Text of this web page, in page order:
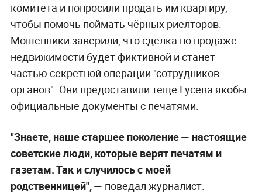
комитета и попросили продать им квартиру,
чтобы помочь поймать чёрных риелторов.
Мошенники заверили, что сделка по продаже
недвижимости будет фиктивной и станет
частью секретной операции "сотрудников
органов". Они предоставили тёще Гусева якобы
официальные документы с печатями.
"Знаете, наше старшее поколение — настоящие
советские люди, которые верят печатям и
газетам. Так и случилось с моей
родственницей", — поведал журналист.